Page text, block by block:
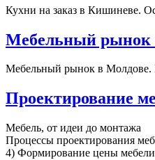
Кухни на заказ в Кишиневе.
Мебельный рынок
Мебельный рынок в Молдове.
Проектирование
Мебель, от идеи до монтажа
Процессы проектирования
4) Формирование цены